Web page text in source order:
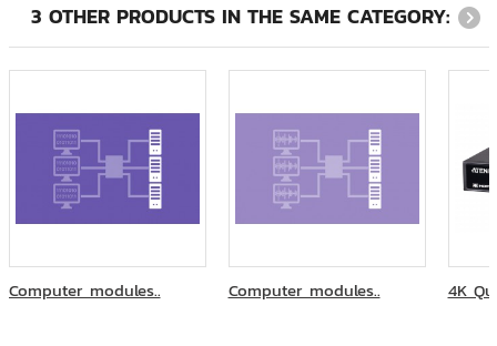
3 OTHER PRODUCTS IN THE SAME CATEGORY:
Computer modules.. Computer modules.. 4K